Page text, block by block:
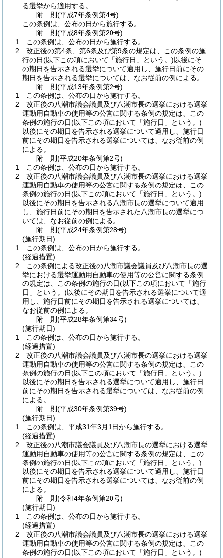
る選挙から適用する。
附 則(平成7年条例第4号)
この条例は、公布の日から施行する。
附 則(平成8年条例第20号)
1
この条例は、公布の日から施行する。
2
改正後の第4条、第6条及び第9条の規定は、この条例の施
行の日(以下この項において「施行日」という。)以後にそ
の期日を告示される選挙について適用し、施行日前にその
期日を告示される選挙については、なお従前の例による。
附 則(平成13年条例第2号)
1
この条例は、公布の日から施行する。
2
改正後の八潮市議会議員及び八潮市長の選挙における選挙
運動用自動車の使用等の公営に関する条例の規定は、この
条例の施行の日(以下この項において「施行日」という。)
以後にその期日を告示される選挙について適用し、施行日
前にその期日を告示される選挙については、なお従前の例
による。
附 則(平成20年条例第2号)
1
この条例は、公布の日から施行する。
2
改正後の八潮市議会議員及び八潮市長の選挙における選挙
運動用自動車の使用等の公営に関する条例の規定は、この
条例の施行の日(以下この項において「施行日」という。)
以後にその期日を告示される八潮市長の選挙について適用
し、施行日前にその期日を告示された八潮市長の選挙につ
いては、なお従前の例による。
附 則(平成24年条例第28号)
(施行期日)
1
この条例は、公布の日から施行する。
(経過措置)
2
この条例による改正後の八潮市議会議員及び八潮市長の選
挙における選挙運動用自動車の使用等の公営に関する条例
の規定は、この条例の施行の日(以下この項において「施行
日」という。)以後にその期日を告示される選挙について適
用し、施行日前にその期日を告示される選挙については、
なお従前の例による。
附 則(平成28年条例第34号)
(施行期日)
1
この条例は、公布の日から施行する。
(経過措置)
2
改正後の八潮市議会議員及び八潮市長の選挙における選挙
運動用自動車の使用等の公営に関する条例の規定は、この
条例の施行の日(以下この項において「施行日」という。)
以後にその期日を告示される選挙について適用し、施行日
前にその期日を告示される選挙については、なお従前の例
による。
附 則(平成30年条例第39号)
(施行期日)
1
この条例は、平成31年3月1日から施行する。
(経過措置)
2
改正後の八潮市議会議員及び八潮市長の選挙における選挙
運動用自動車の使用等の公営に関する条例の規定は、この
条例の施行の日(以下この項において「施行日」という。)
以後にその期日を告示される選挙について適用し、施行日
前にその期日を告示される選挙については、なお従前の例
による。
附 則(令和4年条例第20号)
(施行期日)
1
この条例は、公布の日から施行する。
(経過措置)
2
改正後の八潮市議会議員及び八潮市長の選挙における選挙
運動用自動車の使用等の公営に関する条例の規定は、この
条例の施行の日(以下この項において「施行日」という。)